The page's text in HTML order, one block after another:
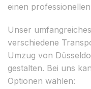
einen
Unser
verschiedene
Umzug von
gestalten. Bei uns
Optionen wählen: